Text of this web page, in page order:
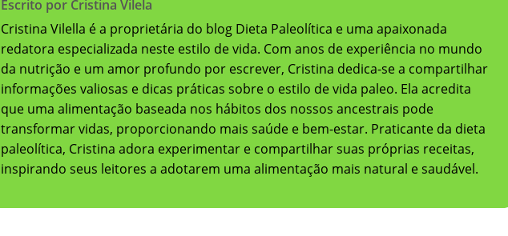
Escrito por Cristina Vilela
Cristina Vilella é a proprietária do blog Dieta Paleolítica e uma apaixonada
redatora especializada neste estilo de vida. Com anos de experiência no mundo
da nutrição e um amor profundo por escrever, Cristina dedica-se a compartilhar
informações valiosas e dicas práticas sobre o estilo de vida paleo. Ela acredita
que uma alimentação baseada nos hábitos dos nossos ancestrais pode
transformar vidas, proporcionando mais saúde e bem-estar. Praticante da dieta
paleolítica, Cristina adora experimentar e compartilhar suas próprias receitas,
inspirando seus leitores a adotarem uma alimentação mais natural e saudável.